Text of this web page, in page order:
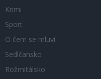
Krimi
Sport
O čem se mluví
Sedlčansko
Rožmitálsko